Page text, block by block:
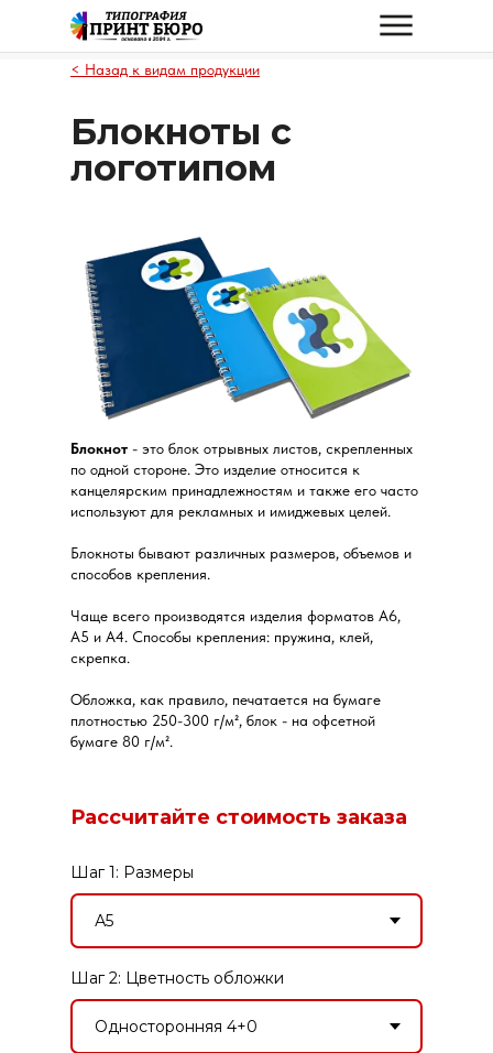
Блокноты с
логотипом
< Назад к видам продукции
Блокнот - это блок отрывных листов, скрепленных
по одной стороне. Это изделие относится к
канцелярским принадлежностям и также его часто
используют для рекламных и имиджевых целей.
Блокноты бывают различных размеров, объемов и
способов крепления.
Чаще всего производятся изделия форматов А6,
А5 и А4. Способы крепления: пружина, клей,
скрепка.
Обложка, как правило, печатается на бумаге
плотностью 250-300 г/м², блок - на офсетной
бумаге 80 г/м².
Рассчитайте стоимость заказа
Шаг 2: Цветность обложки
Шаг 1: Размеры